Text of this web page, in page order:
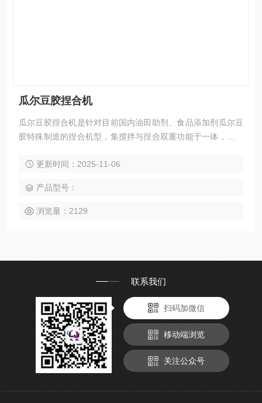
瓜尔豆胶捏合机
瓜尔豆胶捏合机是针对目前国内油田助剂、食品添加剂瓜尔豆
胶特殊制造的捏合机型，集搅拌与捏合双重功能于一体，为满
更新时间：2025-11-06
产品型号：
浏览量：2129
联系我们
扫码加微信
移动端浏览
关注公众号